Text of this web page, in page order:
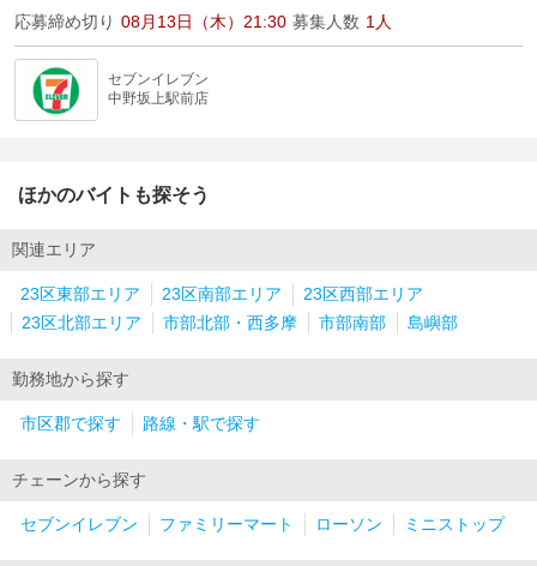
応募締め切り 08月13日（木）21:30 募集人数 1人
セブンイレブン
中野坂上駅前店
ほかのバイトも探そう
関連エリア
23区東部エリア 23区南部エリア
23区西部エリア
23区北部エリア
市部北部・西多摩 市部南部 島嶼部
勤務地から探す
市区郡で探す 路線・駅で探す
チェーンから探す
セブンイレブン ファミリーマート ローソン ミニストップ